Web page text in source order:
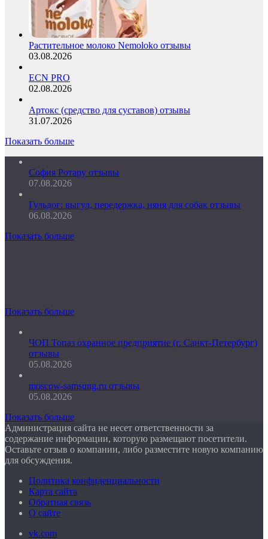
Растительное молоко Nemoloko отзывы
03.08.2026
ECN PRO
02.08.2026
Артокс (средство для суставов) отзывы
31.07.2026
Показать больше
София Ротару отзывы
07.08.2026
Гульдог: выгул, передержка, няня для собак отзывы
06.08.2026
Показать больше
Показать больше
ЧОП Топаз охранное предприятие (г. Санкт-Петербург)
отзывы
05.08.2026
moscow-samsung.ru отзывы
05.08.2026
Показать больше
Администрация сайта не несет ответственности за
содержание информации, которую размещают посетители.
Оставьте отзыв о компании, либо разместите новую компанию
для обсуждения.
Политика конфиденциальности
Карта сайта
Обратная связь
О сайте
vk.com